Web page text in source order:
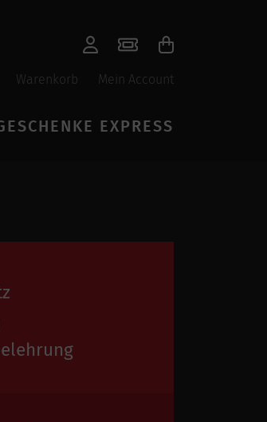
Warenkorb Mein Account
EXPRESS